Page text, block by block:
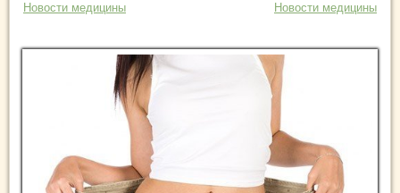
Новости медицины Новости медицины